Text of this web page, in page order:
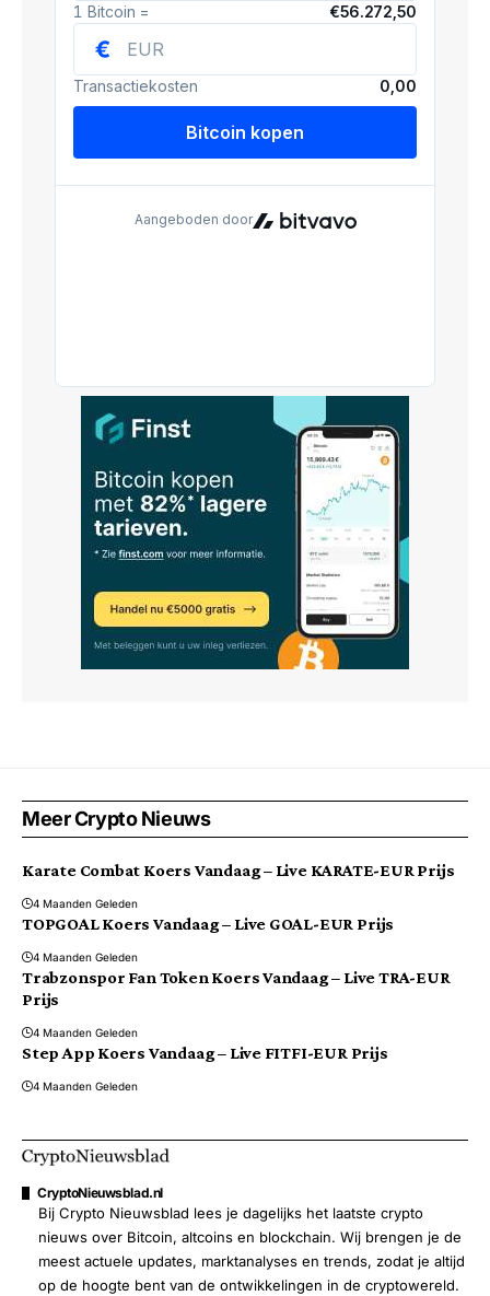
Meer Crypto Nieuws
Karate Combat Koers Vandaag – Live KARATE-EUR Prijs
4 Maanden Geleden
TOPGOAL Koers Vandaag – Live GOAL-EUR Prijs
4 Maanden Geleden
Trabzonspor Fan Token Koers Vandaag – Live TRA-EUR
Prijs
4 Maanden Geleden
Step App Koers Vandaag – Live FITFI-EUR Prijs
4 Maanden Geleden
CryptoNieuwsblad.nl
Bij Crypto Nieuwsblad lees je dagelijks het laatste crypto
nieuws over Bitcoin, altcoins en blockchain. Wij brengen je de
meest actuele updates, marktanalyses en trends, zodat je altijd
op de hoogte bent van de ontwikkelingen in de cryptowereld.